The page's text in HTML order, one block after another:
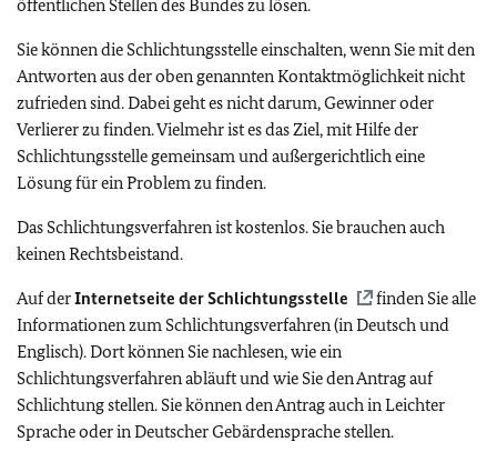
öffentlichen Stellen des Bundes zu lösen.
Sie können die Schlichtungsstelle einschalten, wenn Sie mit den
Antworten aus der oben genannten Kontaktmöglichkeit nicht
zufrieden sind. Dabei geht es nicht darum, Gewinner oder
Verlierer zu finden. Vielmehr ist es das Ziel, mit Hilfe der
Schlichtungsstelle gemeinsam und außergerichtlich eine
Lösung für ein Problem zu finden.
Das Schlichtungsverfahren ist kostenlos. Sie brauchen auch
keinen Rechtsbeistand.
Auf derInternetseite der Schlichtungsstelle
finden Sie alle
Informationen zum Schlichtungsverfahren (in Deutsch und
Englisch). Dort können Sie nachlesen, wie ein
Schlichtungsverfahren abläuft und wie Sie den Antrag auf
Schlichtung stellen. Sie können den Antrag auch in Leichter
Sprache oder in Deutscher Gebärdensprache stellen.